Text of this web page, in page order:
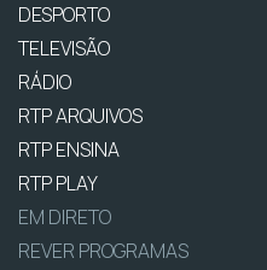
DESPORTO
TELEVISÃO
RÁDIO
RTP ARQUIVOS
RTP ENSINA
RTP PLAY
EM DIRETO
REVER PROGRAMAS